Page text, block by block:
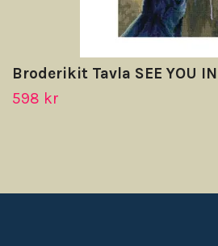
Broderikit Tavla SEE YOU IN
598 kr